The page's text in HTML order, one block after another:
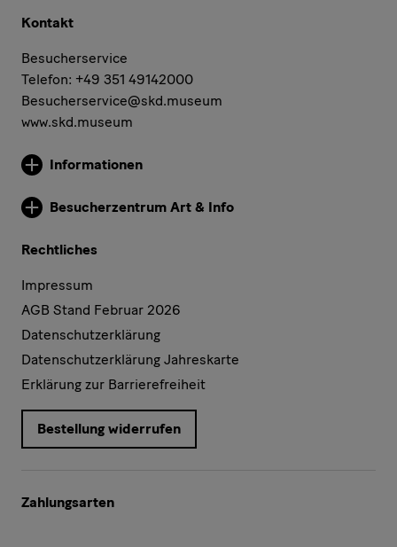
Kontakt
Besucherservice
Telefon: +49 351 49142000
Besucherservice@skd.museum
www.skd.museum
Weitere Informationen
Informationen
Weitere Informationen
Besucherzentrum Art & Info
Rechtliches
Impressum
AGB Stand Februar 2026
Datenschutzerklärung
Datenschutzerklärung Jahreskarte
Erklärung zur Barrierefreiheit
Bestellung widerrufen
Zahlungsarten